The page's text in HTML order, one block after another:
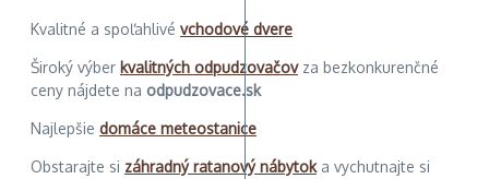
Kvalitné a spoľahlivé vchodové dvere
Široký výber kvalitných odpudzovačovza bezkonkurenčné
ceny nájdete na odpudzovace.sk
Najlepšie domáce meteostanice
Obstarajte si záhradný ratanový nábytoka vychutnajte si